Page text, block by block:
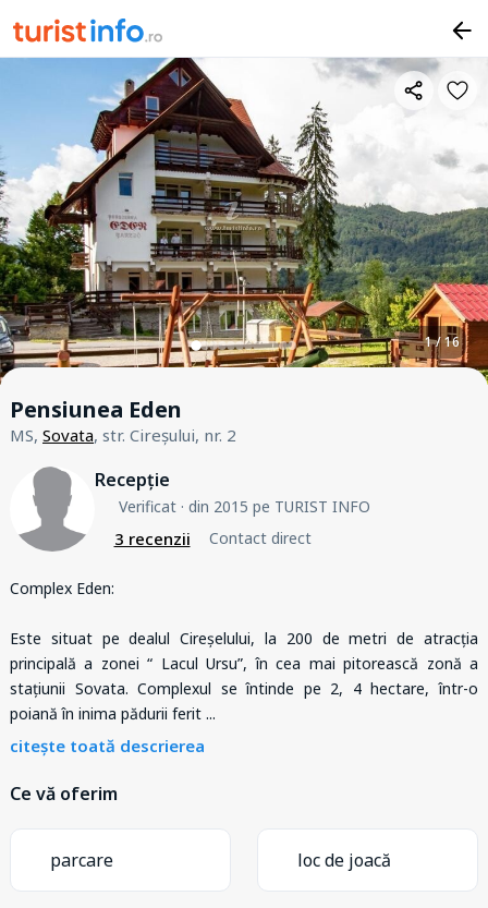
1 / 16
Pensiunea Eden
MS, Sovata, str. Cireșului, nr. 2
Recepție
Verificat· din 2015 pe TURIST INFO
3 recenzii Contact direct
Complex Eden:
Este situat pe dealul Cireșelului, la 200 de metri de atracția
principală a zonei “ Lacul Ursu”, în cea mai pitorească zonă a
stațiunii Sovata. Complexul se întinde pe 2, 4 hectare, într-o
poiană în inima pădurii ferit ...
citește toată descrierea
Ce vă oferim
parcare loc de joacă